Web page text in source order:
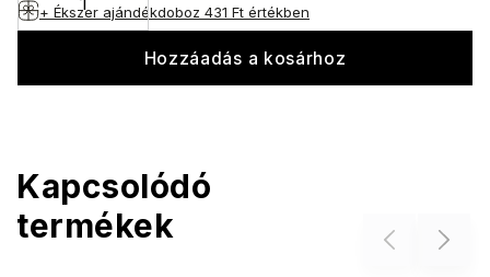
Hozzáadás a kosárhoz
+ Ékszer ajándékdoboz 431 Ft értékben
Kapcsolódó
termékek
Previous Next